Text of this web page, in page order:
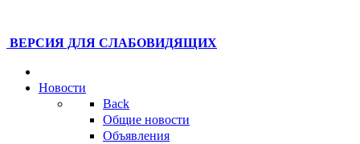
ВЕРСИЯ ДЛЯ СЛАБОВИДЯЩИХ
Новости
Back
Общие новости
Объявления